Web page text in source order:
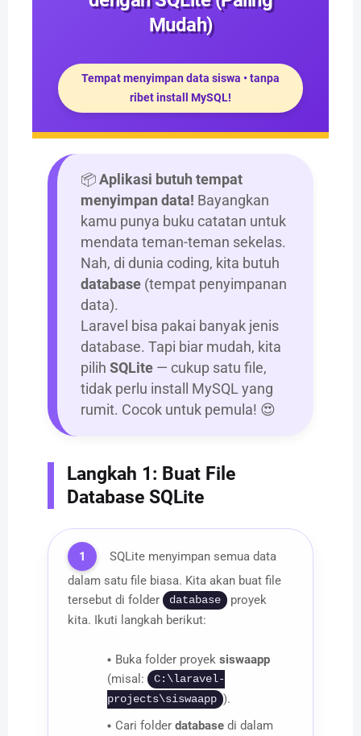
Mudah)
Tempat menyimpan data siswa • tanpa
ribet install MySQL!
📦 Aplikasi butuh tempat
menyimpan data! Bayangkan
kamu punya buku catatan untuk
mendata teman-teman sekelas.
Nah, di dunia coding, kita butuh
database(tempat penyimpanan
data).
Laravel bisa pakai banyak jenis
database. Tapi biar mudah, kita
pilih SQLite— cukup satu file,
tidak perlu install MySQL yang
rumit. Cocok untuk pemula! 😍
Langkah 1: Buat File
Database SQLite
1
SQLite menyimpan semua data
dalam satu file biasa. Kita akan buat file
tersebut di folder database
proyek
kita. Ikuti langkah berikut:
Buka folder proyek siswaapp
(misal:
C:\laravel-
projects\siswaapp ).
Cari folder databasedi dalam